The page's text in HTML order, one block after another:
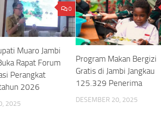
0
Muaro Jambi
Rapat Forum
Perangkat
2026
2025
Program Makan Bergizi
Gratis di Jambi Jangkau
125.329 Penerima
DESEMBER 20, 2025